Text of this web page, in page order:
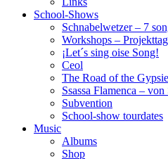
School-Shows
Schnabelwetzer – 7
Workshops –
¡Let´s sing oise Song!
Ceol
The Road of the
Ssassa Flamenca –
Subvention
School-show tourdates
Music
Albums
Shop